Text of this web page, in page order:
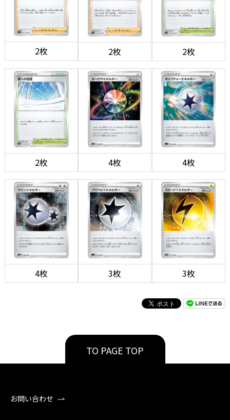
2枚 2枚 2枚
2枚 4枚 4枚
4枚 3枚 3枚
TO PAGE TOP
お問い合わせ